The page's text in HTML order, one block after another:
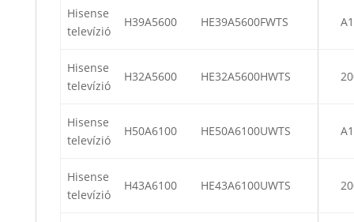
Hisense
televízió
H39A5600 HE39A5600FWTS
Hisense
televízió
H32A5600 HE32A5600HWTS
Hisense
televízió
H50A6100 HE50A6100UWTS
Hisense
televízió
H43A6100 HE43A6100UWTS